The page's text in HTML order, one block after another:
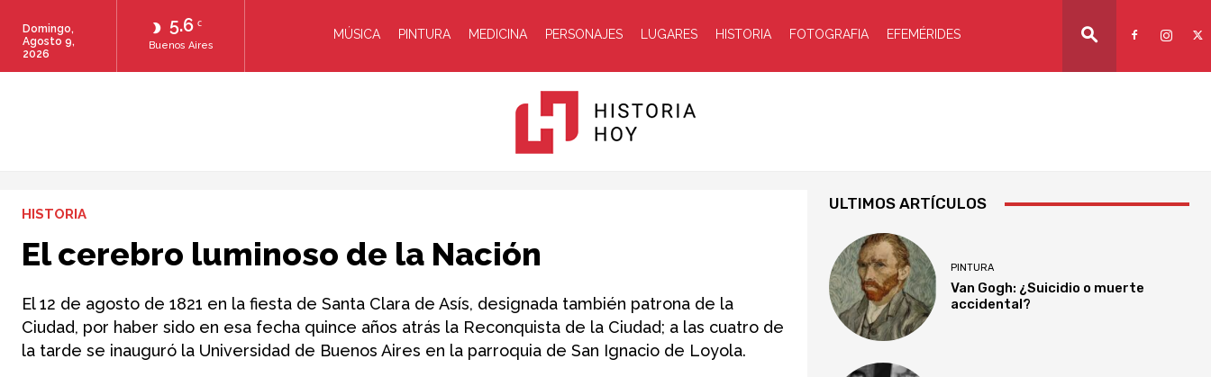
5.6 C
Buenos Aires
Domingo,
Agosto 9,
2026
MÚSICA PINTURA MEDICINA PERSONAJES LUGARES HISTORIA FOTOGRAFIA EFEMÉRIDES
HISTORIA
El cerebro luminoso de la Nación­
El 12 de agosto de 1821 en la fiesta de Santa Clara de Asís, designada también patrona de la
Ciudad, por haber sido en esa fecha quince años atrás la Reconquista de la Ciudad; a las cuatro de
la tarde se inauguró la Universidad de Buenos Aires en la parroquia de San Ignacio de Loyola. ­
ULTIMOS ARTÍCULOS
PINTURA
Van Gogh: ¿Suicidio o muerte
accidental?